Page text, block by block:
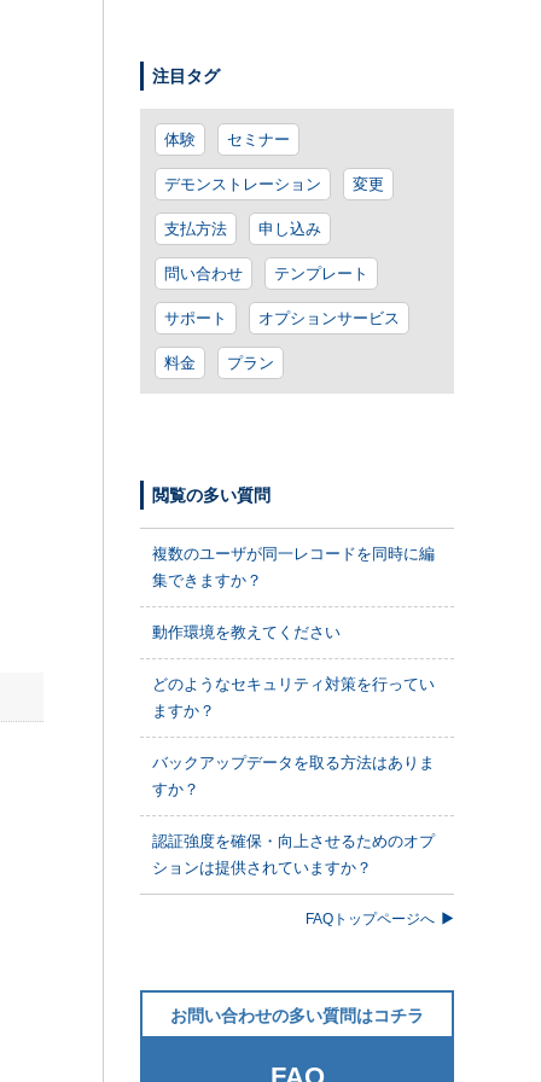
注目タグ
体験 セミナー
デモンストレーション 変更
支払方法 申し込み
問い合わせ テンプレート
サポート オプションサービス
料金 プラン
閲覧の多い質問
複数のユーザが同一レコードを同時に編
集できますか？
動作環境を教えてください
どのようなセキュリティ対策を行ってい
ますか？
バックアップデータを取る方法はありま
すか？
認証強度を確保・向上させるためのオプ
ションは提供されていますか？
FAQトップページへ
お問い合わせの多い質問はコチラ